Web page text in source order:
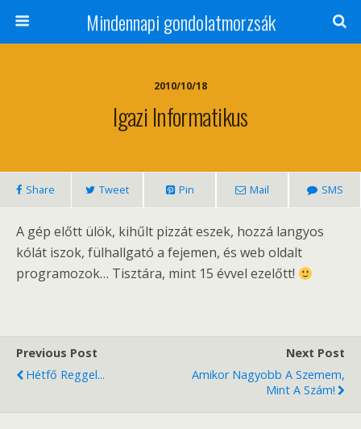
Mindennapi gondolatmorzsák
2010/10/18
Igazi Informatikus
Share Tweet Pin Mail SMS
A gép előtt ülök, kihűlt pizzát eszek, hozzá langyos
kólát iszok, fülhallgató a fejemen, és web oldalt
programozok… Tisztára, mint 15 évvel ezelőtt!
Previous Post
Hétfő Reggel...
Next Post
Amikor Nagyobb A Szemem,
Mint A Szám!